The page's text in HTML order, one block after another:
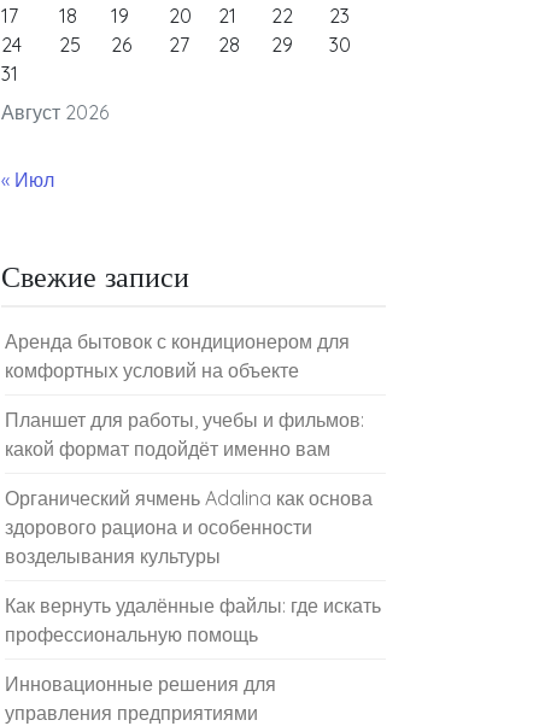
Август 2026
17
18 19 20 21 22
23
24
25 26 27 28 29
30
31
« Июл
Свежие записи
Аренда бытовок с кондиционером для
комфортных условий на объекте
Планшет для работы, учебы и фильмов:
какой формат подойдёт именно вам
Органический ячмень Adalina как основа
здорового рациона и особенности
возделывания культуры
Как вернуть удалённые файлы: где искать
профессиональную помощь
Инновационные решения для
управления предприятиями